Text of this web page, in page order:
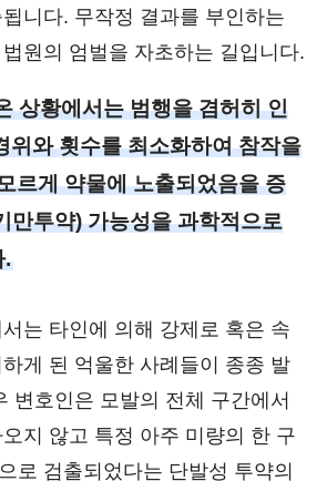
니다. 무작정 결과를 부인하는
원의 엄벌을 자초하는 길입니다.
상황에서는 범행을 겸허히 인
위와 횟수를 최소화하여 참작을
르게 약물에 노출되었음을 증
만투약) 가능성을 과학적으로
.
는 타인에 의해 강제로 혹은 속
게 된 억울한 사례들이 종종 발
변호인은 모발의 전체 구간에서
지 않고 특정 아주 미량의 한 구
로 검출되었다는 단발성 투약의